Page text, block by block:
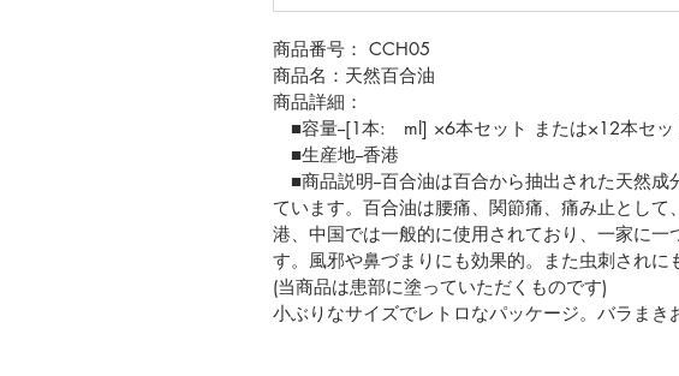
商品番号： CCH05
商品名：天然百合油
商品詳細：
■容量--[1本:　ml] ×6本セット または×12本セッ
■生産地--香港
■商品説明--百合油は百合から抽出された天然成
ています。百合油は腰痛、関節痛、痛み止として
港、中国では一般的に使用されており、一家に一
す。風邪や鼻づまりにも効果的。また虫刺されに
(当商品は患部に塗っていただくものです)
小ぶりなサイズでレトロなパッケージ。バラまき